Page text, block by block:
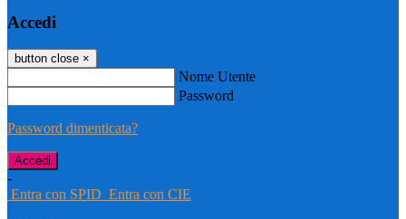
Accedi
button close ×
Nome Utente
Password
Password dimenticata?
-
Entra con SPID Entra con CIE